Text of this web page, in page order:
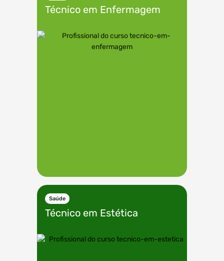
Técnico em Enfermagem
Saúde
Técnico em Estética